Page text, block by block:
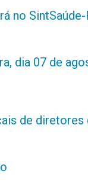
no
dia 07 de
de diretores